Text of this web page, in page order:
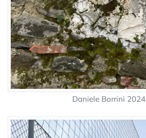
Daniele Borrini 2024